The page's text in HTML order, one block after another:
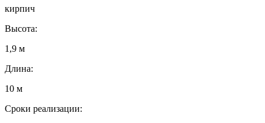
кирпич
Высота:
1,9 м
Длина:
10 м
Сроки реализации: